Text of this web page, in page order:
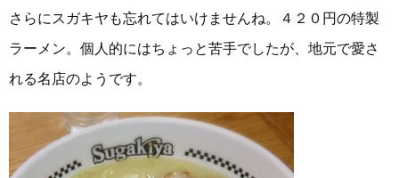
さらにスガキヤも忘れてはいけませんね。４２０円の特製
ラーメン。個人的にはちょっと苦手でしたが、地元で愛さ
れる名店のようです。